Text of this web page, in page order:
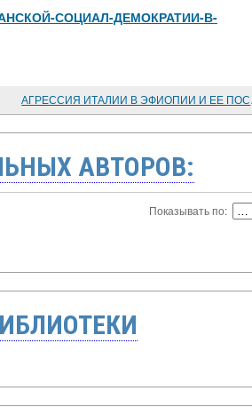
СОЦИАЛ-ДЕМОКРАТИИ-В-
АВТОРОВ:
Показывать по: